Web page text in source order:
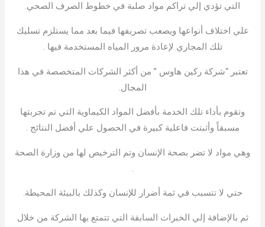
التي تؤدي إلي تراكم مواد صلبة في خطوط الصرف الصحي.
علي اختلاف أنواعها ويصعب تصريفها فيما بعد مما يستلزم تسليك
تلك المجاري لإعادة مرور المياه المستخدمة فيها .
تعتبر “شركة ركين هاوس ” من أكثر الشركات المتخصصة في هذا
المجال.
وتقوم بأداء تلك الخدمة بأفضل المواد الكيماوية التي تم تجربتها
مسبقاً وأثبتت فاعلية كبيرة في الحصول علي أفضل النتائج .
وهي مواد لا تضر بصحة الإنسان وتم الترخيص لها من وزارة الصحة
.
حتي لا تتسبب في ثمة أضرار للإنسان وكذلك بالبيئة المحيطة.
ثم بالإضافة إلي الخبرات السابقة التي تتمتع بها الشركة من خلال